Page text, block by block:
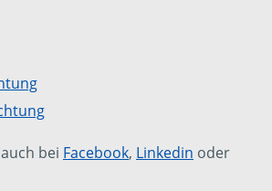
bei Facebook, Linkedin oder